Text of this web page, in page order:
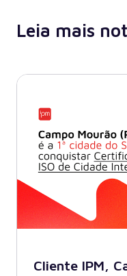
Leia mais
Cliente IPM,